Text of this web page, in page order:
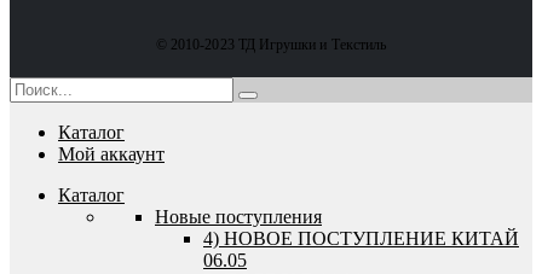
© 2010-2023 ТД Игрушки и Текстиль
Каталог
Мой аккаунт
Каталог
Новые поступления
4) НОВОЕ ПОСТУПЛЕНИЕ КИТАЙ
06.05